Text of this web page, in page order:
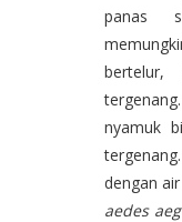
panas
nyamuk
dengan
aedes